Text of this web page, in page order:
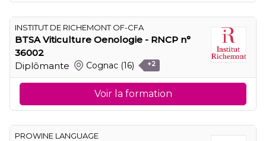
INSTITUT DE RICHEMONT OF-CFA
BTSA Viticulture Oenologie - RNCP n°
36002
Diplômante
Cognac (16) +2
Voir la formation
PROWINE LANGUAGE